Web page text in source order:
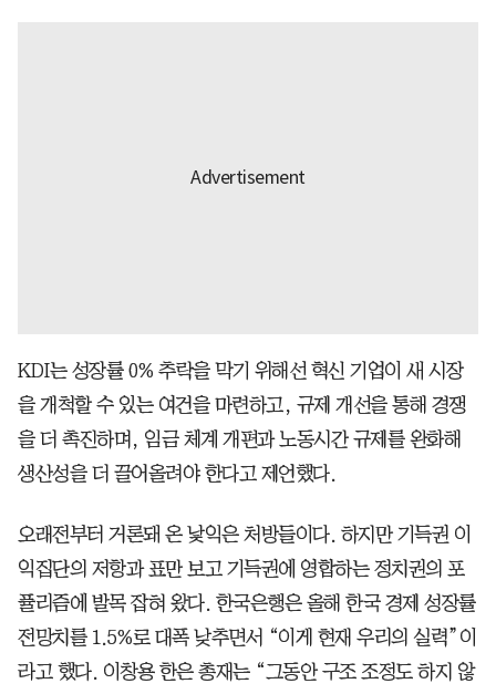
KDI는 성장률 0% 추락을 막기 위해선 혁신 기업이 새 시장
을 개척할 수 있는 여건을 마련하고, 규제 개선을 통해 경쟁
을 더 촉진하며, 임금 체계 개편과 노동시간 규제를 완화해
생산성을 더 끌어올려야 한다고 제언했다.
오래전부터 거론돼 온 낯익은 처방들이다. 하지만 기득권 이
익집단의 저항과 표만 보고 기득권에 영합하는 정치권의 포
퓰리즘에 발목 잡혀 왔다. 한국은행은 올해 한국 경제 성장률
전망치를 1.5%로 대폭 낮추면서 “이게 현재 우리의 실력”이
라고 했다. 이창용 한은 총재는 “그동안 구조 조정도 하지 않